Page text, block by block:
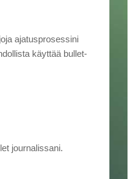
ajatusprosessini
käyttää bullet-
journalissani.